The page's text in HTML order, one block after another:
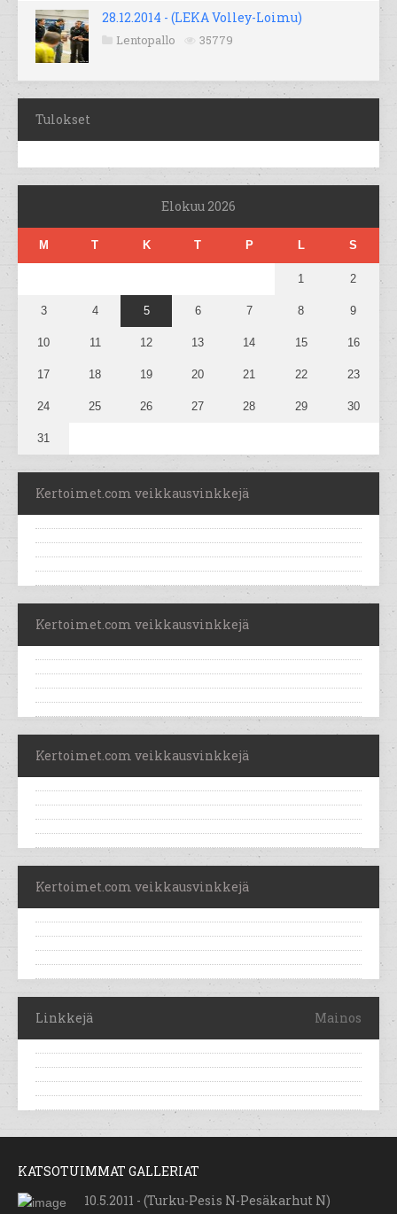
28.12.2014 - (LEKA Volley-Loimu)
Lentopallo 35779
Tulokset
Elokuu 2026
M T K T P L S
1 2
3 4 5 6 7 8 9
10 11 12 13 14 15 16
17 18 19 20 21 22 23
24 25 26 27 28 29 30
31
Kertoimet.com veikkausvinkkejä
Kertoimet.com veikkausvinkkejä
Kertoimet.com veikkausvinkkejä
Kertoimet.com veikkausvinkkejä
Linkkejä Mainos
KATSOTUIMMAT GALLERIAT
10.5.2011 - (Turku-Pesis N-Pesäkarhut N)